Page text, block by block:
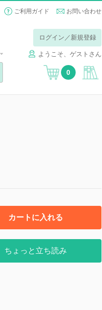
ご利用ガイド お問い合わせ
ログイン／新規登録
ようこそ、ゲストさん
0
カートに入れる
ちょっと立ち読み